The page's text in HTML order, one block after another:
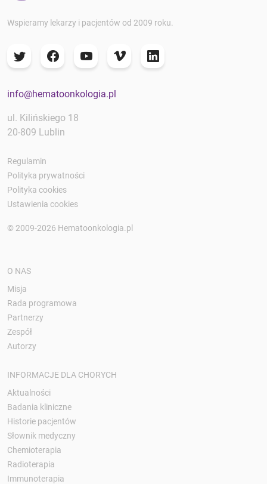
Wspieramy lekarzy i pacjentów od 2009 roku.
info@hematoonkologia.pl
ul. Kilińskiego 18
20-809 Lublin
Regulamin
Polityka prywatności
Polityka cookies
Ustawienia cookies
© 2009-2026 Hematoonkologia.pl
O NAS
Misja
Rada programowa
Partnerzy
Zespół
Autorzy
INFORMACJE DLA CHORYCH
Aktualności
Badania kliniczne
Historie pacjentów
Słownik medyczny
Chemioterapia
Radioterapia
Immunoterapia